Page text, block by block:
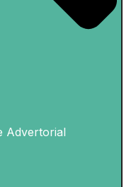
Advertorial